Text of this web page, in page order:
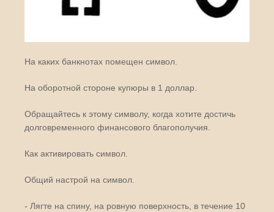
На каких банкнотах помещен символ.
На оборотной стороне купюры в 1 доллар.
Обращайтесь к этому символу, когда хотите достичь
долговременного финансового благополучия.
Как активировать символ.
Общий настрой на символ.
- Лягте на спину, на ровную поверхность, в течение 10